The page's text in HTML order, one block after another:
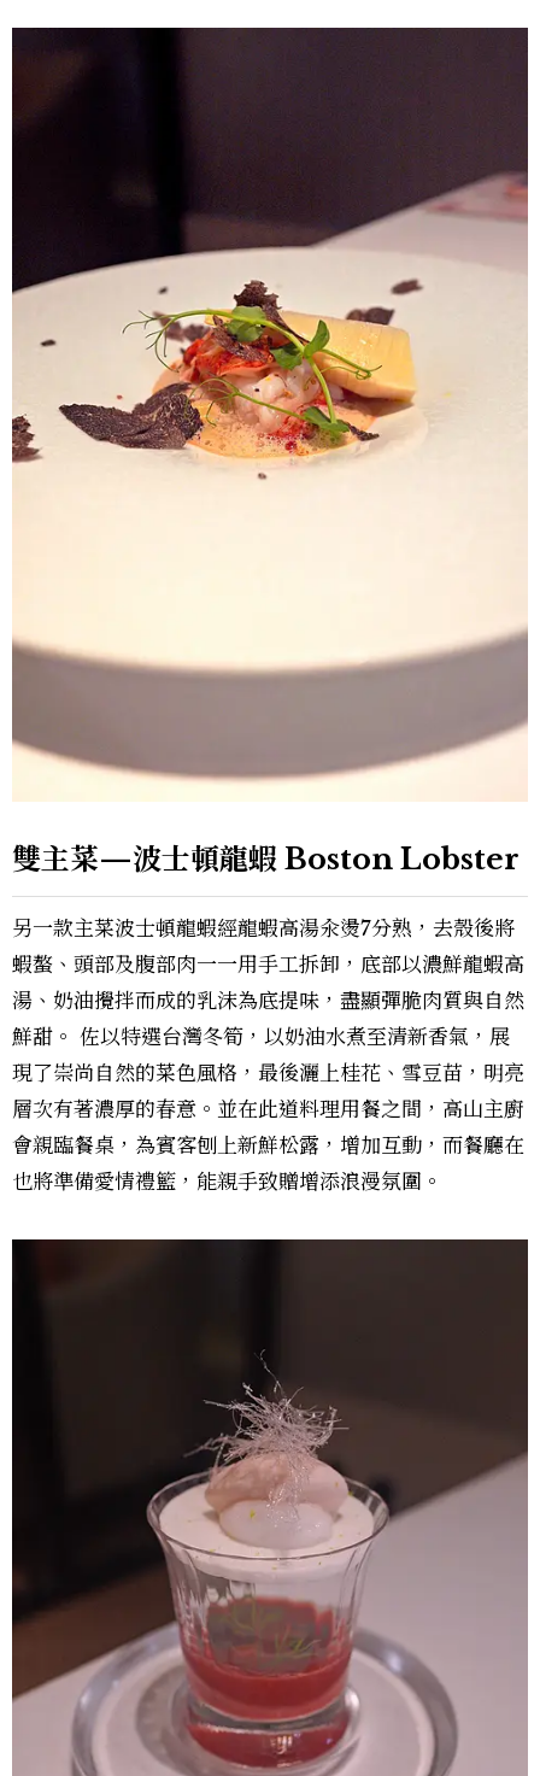
雙主菜—波士頓龍蝦 Boston Lobster
另一款主菜波士頓龍蝦經龍蝦高湯汆燙7分熟，去殼後將
蝦螯、頭部及腹部肉一一用手工拆卸，底部以濃鮮龍蝦高
湯、奶油攪拌而成的乳沫為底提味，盡顯彈脆肉質與自然
鮮甜。 佐以特選台灣冬筍，以奶油水煮至清新香氣，展
現了崇尚自然的菜色風格，最後灑上桂花、雪豆苗，明亮
層次有著濃厚的春意。並在此道料理用餐之間，高山主廚
會親臨餐桌，為賓客刨上新鮮松露，增加互動，而餐廳在
也將準備愛情禮籃，能親手致贈增添浪漫氛圍。